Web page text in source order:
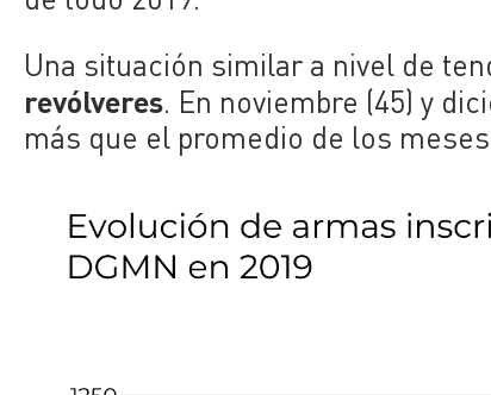
Una situación similar a nivel de
revólveres. En noviembre (45) y
más que el promedio de los